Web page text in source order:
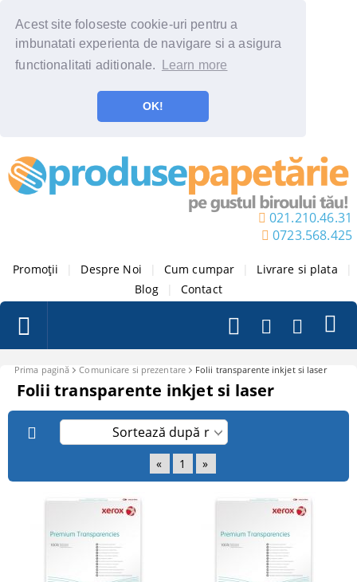
Acest site foloseste cookie-uri pentru a
imbunatati experienta de navigare si a asigura
functionalitati aditionale.
Learn more
OK!
021.210.46.31
0723.568.425
Promoții Despre Noi Cum cumpar Livrare si plata
Blog
Contact
Prima pagină Comunicare si prezentare Folii transparente inkjet si laser
Folii transparente inkjet si laser
« 1 »